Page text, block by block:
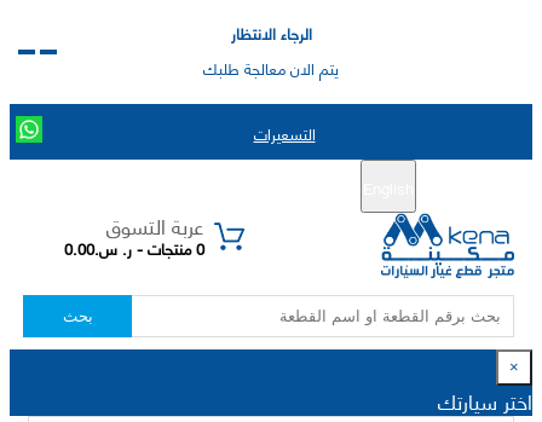
الرجاء الانتظار
يتم الان معالجة طلبك
التسعيرات
عربة التسوق
0 منتجات - ر. س.0.00
بحث
×
اختر سيارتك